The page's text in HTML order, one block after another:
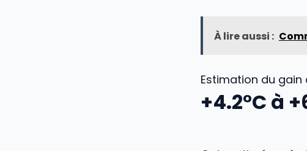
À lire aussi :
Estimation du
+4.2°C à +